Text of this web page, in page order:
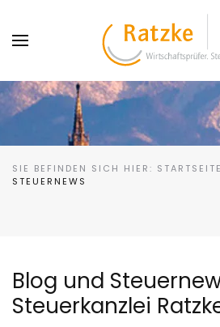
SIE BEFINDEN SICH HIER: STARTSEITE
STEUERNEWS
Blog und
Steuerkanzlei